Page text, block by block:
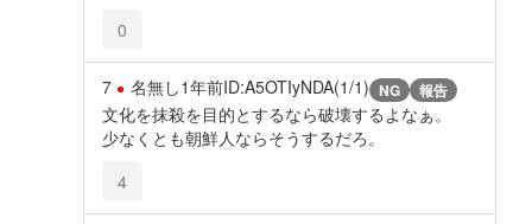
0
7 名無し1年前ID:A5OTIyNDA(1/1) NG 報告
文化を抹殺を目的とするなら破壊するよなぁ。
少なくとも朝鮮人ならそうするだろ。
4